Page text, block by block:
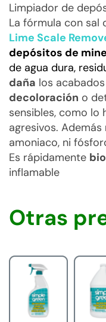
Limpiador de
La fórmula con sal
Lime Scale
depósitos de
de agua dura,
daña los
decoloración o
sensibles, como lo
agresivos. Además
amoniaco, ni
Es rápidamente
inflamable
Otras